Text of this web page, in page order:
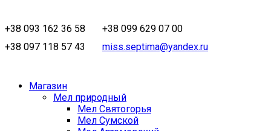
+38 093 162 36 58 +38 099 629 07 00
+38 097 118 57 43 miss.septima@yandex.ru
Магазин
Мел природный
Мел Святогорья
Мел Сумской